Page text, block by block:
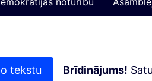
tekstu Brīdinājums!